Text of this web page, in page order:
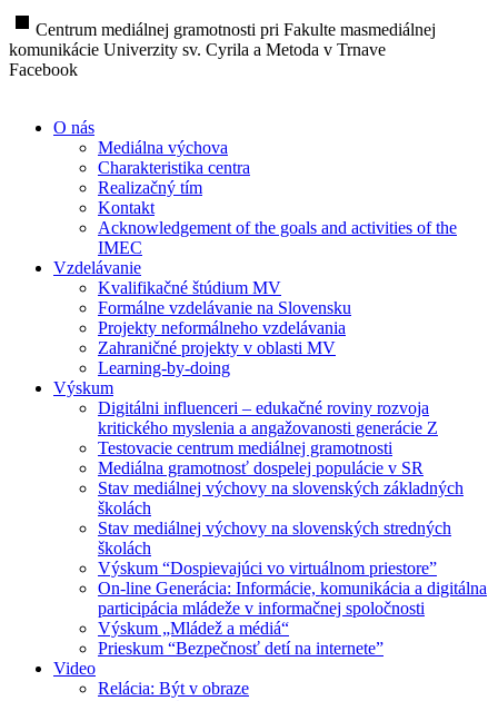
stop Centrum mediálnej gramotnosti pri Fakulte masmediálnej
komunikácie Univerzity sv. Cyrila a Metoda v Trnave
Facebook
O nás
Mediálna výchova
Charakteristika centra
Realizačný tím
Kontakt
Acknowledgement of the goals and activities of the
IMEC
Vzdelávanie
Kvalifikačné štúdium MV
Formálne vzdelávanie na Slovensku
Projekty neformálneho vzdelávania
Zahraničné projekty v oblasti MV
Learning-by-doing
Výskum
Digitálni influenceri – edukačné roviny rozvoja
kritického myslenia a angažovanosti generácie Z
Testovacie centrum mediálnej gramotnosti
Mediálna gramotnosť dospelej populácie v SR
Stav mediálnej výchovy na slovenských základných
školách
Stav mediálnej výchovy na slovenských stredných
školách
Výskum “Dospievajúci vo virtuálnom priestore”
On-line Generácia: Informácie, komunikácia a digitálna
participácia mládeže v informačnej spoločnosti
Výskum „Mládež a médiá“
Prieskum “Bezpečnosť detí na internete”
Video
Relácia: Být v obraze